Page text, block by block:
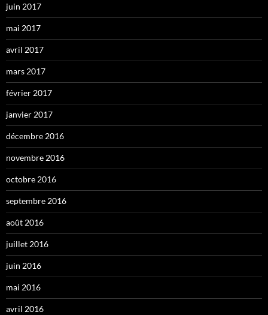
juin 2017
mai 2017
avril 2017
mars 2017
février 2017
janvier 2017
décembre 2016
novembre 2016
octobre 2016
septembre 2016
août 2016
juillet 2016
juin 2016
mai 2016
avril 2016